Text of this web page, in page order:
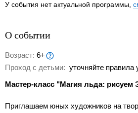
У события нет актуальной программы,
О событии
Возраст: 6+
Проход с детьми: уточняйте правила
Мастер-класс "Магия льда: рисуем
Приглашаем юных художников на